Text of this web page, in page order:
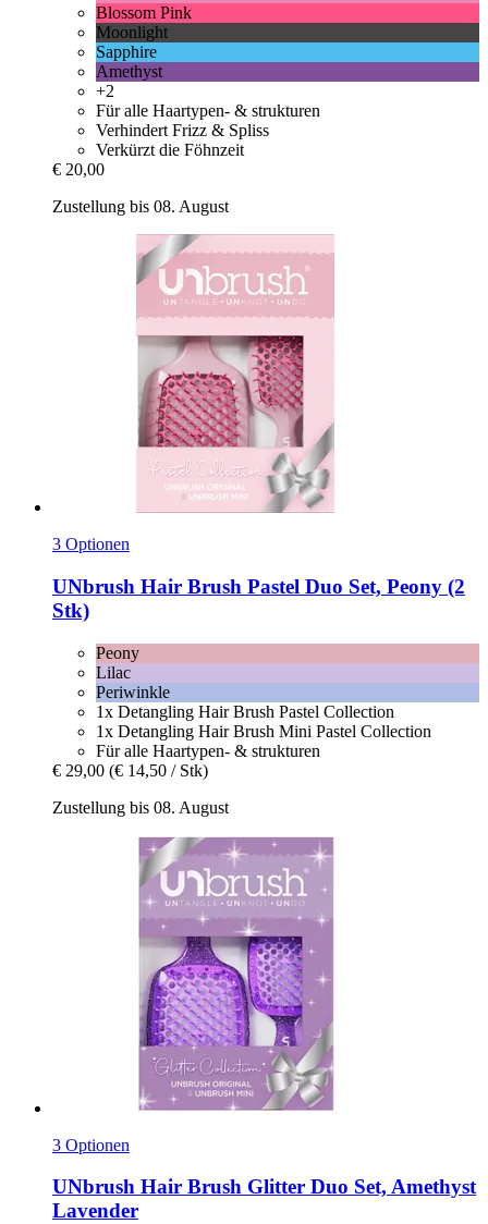
Blossom Pink
Moonlight
Sapphire
Amethyst
+2
Für alle Haartypen- & strukturen
Verhindert Frizz & Spliss
Verkürzt die Föhnzeit
€ 20,00
Zustellung bis 08. August
3 Optionen
UNbrush Hair Brush Pastel Duo Set, Peony (2
Stk)
Peony
Lilac
Periwinkle
1x Detangling Hair Brush Pastel Collection
1x Detangling Hair Brush Mini Pastel Collection
Für alle Haartypen- & strukturen
€ 29,00 (€ 14,50 / Stk)
Zustellung bis 08. August
3 Optionen
UNbrush Hair Brush Glitter Duo Set, Amethyst
Lavender